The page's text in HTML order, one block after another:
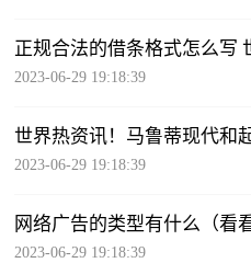
正规合法的借条格式怎么写
2023-06-29 19:18:39
世界热资讯！马鲁蒂现代和
2023-06-29 19:18:39
网络广告的类型有什么（看
2023-06-29 19:18:39